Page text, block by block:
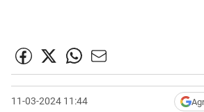
11-03-2024 11:44